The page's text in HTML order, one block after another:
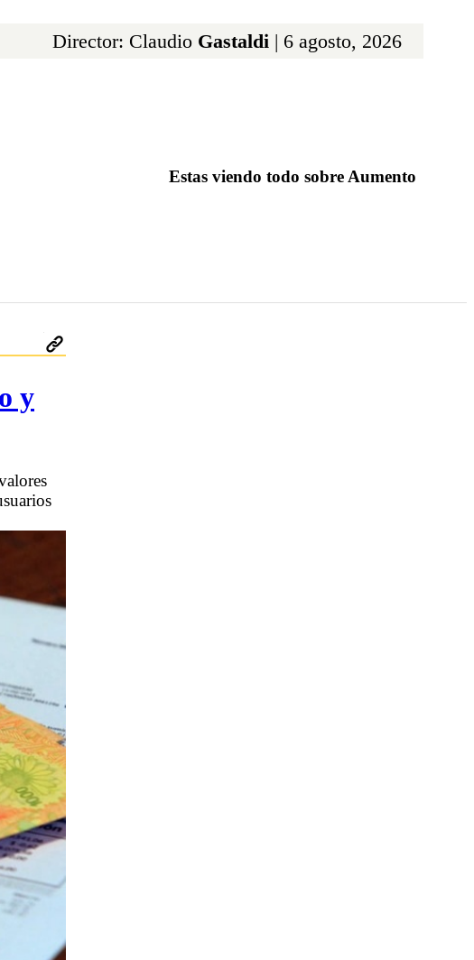
Director: Claudio Gastaldi | 6 agosto, 2026
Estas viendo todo sobre Aumento
y